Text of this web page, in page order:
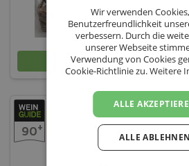
In den
Chardonnay
Pulverturm
90+
Wir verwenden
Benutzerfreundlichkeit
verbessern. Durch die
unserer Webseite
Verwendung von Cookies
Cookie-Richtlinie zu.Weitere
ALLE
ALLE ABLEHNEN